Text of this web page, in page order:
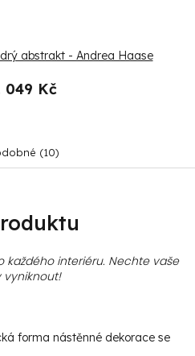
abstrakt - Andrea Haase
049 Kč
(10)
každého interiéru. Nechte vaše
vyniknout!
forma nástěnné dekorace se